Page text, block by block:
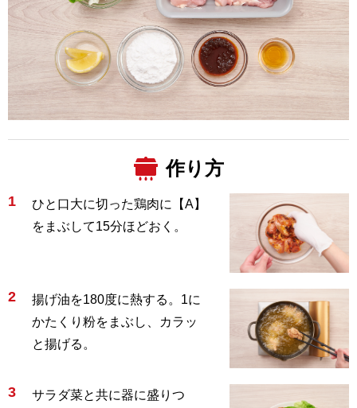
作り方
1
ひと口大に切った鶏肉に【A】
をまぶして15分ほどおく。
2
揚げ油を180度に熱する。1に
かたくり粉をまぶし、カラッ
と揚げる。
3
サラダ菜と共に器に盛りつ